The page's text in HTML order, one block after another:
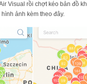
Visual rồi chợt kéo bản đồ
ảnh kèm theo đây.